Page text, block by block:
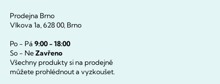
Prodejna Brno
Vlkova 1a, 628 00, Brno
Po - Pá 9:00 - 18:00
So - NeZavřeno
Všechny produkty si na prodejně
můžete prohlédnout a vyzkoušet.